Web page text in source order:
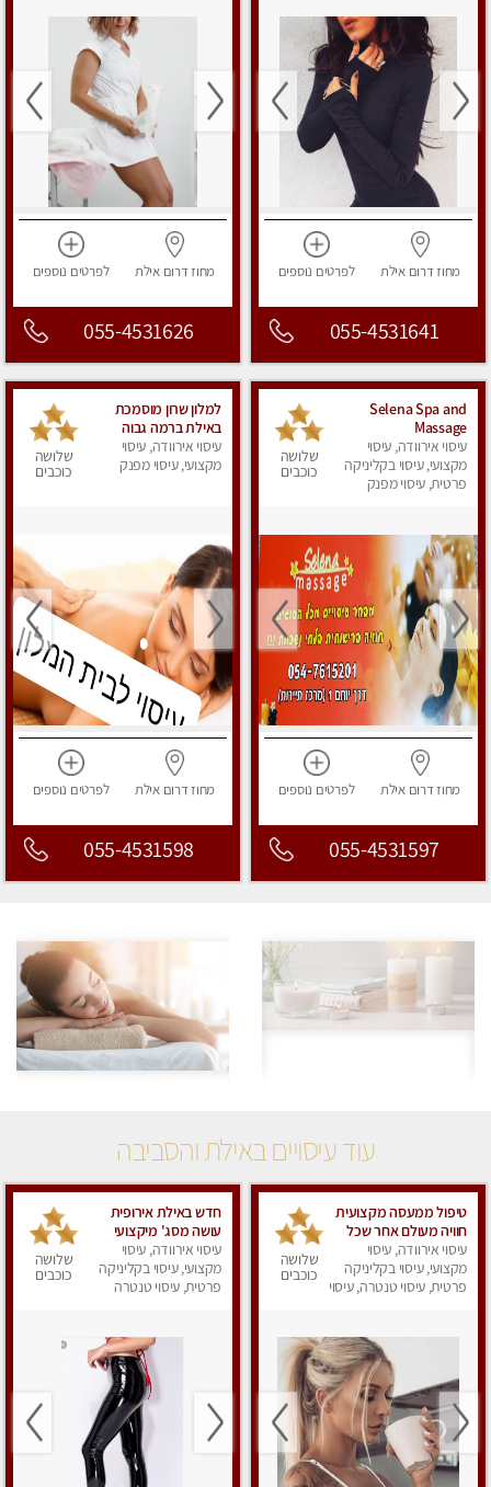
מחוז דרוםאילת לפרטים נוספים
055-4531641
מחוז דרוםאילת לפרטים נוספים
055-4531626
Selena Spa and
Massage
עיסוי אירוודה, עיסוי
מקצועי, עיסוי בקליניקה
פרטית, עיסוי מפנק
שלושה
כוכבים
מחוז דרוםאילת לפרטים נוספים
055-4531597
למלון שרון מוסמכת
באילת ברמה גבוה
ומקצועית.Sharon
massages/ למלון
עיסוי אירוודה, עיסוי
מקצועי, עיסוי מפנק
שלושה
כוכבים
מחוז דרוםאילת לפרטים נוספים
055-4531598
עוד עיסויים באילת והסביבה
טיפול ממעסה מקצועית
חוויה מעולם אחר שכל
אחד צריך לנסות. מעסה
אלופה ❤️ללא מין !!!
עיסוי אירוודה, עיסוי
מקצועי, עיסוי בקליניקה
פרטית, עיסוי טנטרה, עיסוי
שלושה
כוכבים
חדש באילת אירופית
עושה מסג' מיקצועי
רפואי קלאסי ספורטיבי
עיסוי אנטי
עיסוי אירוודה, עיסוי
מקצועי, עיסוי בקליניקה
פרטית, עיסוי טנטרה
שלושה
כוכבים